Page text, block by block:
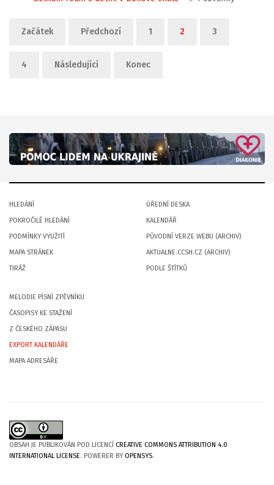
Začátek Předchozí 1 2 3
4 Následující Konec
HLEDÁNÍ
POKROČILÉ HLEDÁNÍ
PODMÍNKY VYUŽITÍ
MAPA STRÁNEK
TIRÁŽ
ÚŘEDNÍ DESKA
KALENDÁŘ
PŮVODNÍ VERZE WEBU (ARCHIV)
AKTUALNE.CCSH.CZ (ARCHIV)
PODLE ŠTÍTKŮ
MELODIE PÍSNÍ ZPĚVNÍKU
ČASOPISY KE STAŽENÍ
Z ČESKÉHO ZÁPASU
EXPORT KALENDÁŘE
MAPA ADRESÁŘE
OBSAH JE PUBLIKOVÁN POD LICENCÍ CREATIVE COMMONS ATTRIBUTION 4.0
INTERNATIONAL LICENSE. POWERER BYOPENSYS.